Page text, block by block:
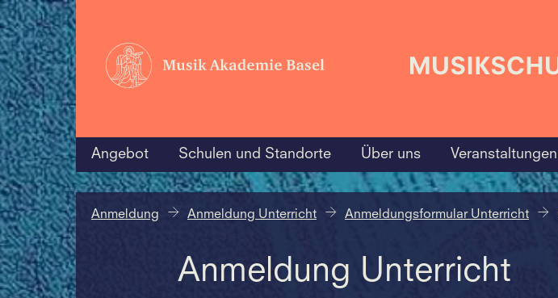
Angebot Schulen und Standorte Über uns Veranstaltungen
Anmeldung Anmeldung Unterricht Anmeldungsformular Unterricht
Anmeldung Unterricht